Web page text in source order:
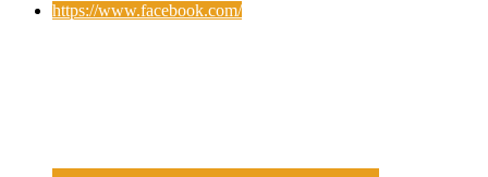
https://www.facebook.com/